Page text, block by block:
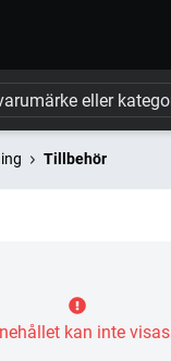
Tillbehör
kan inte visas